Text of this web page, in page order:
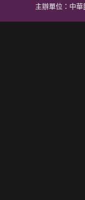
主辦單位：中